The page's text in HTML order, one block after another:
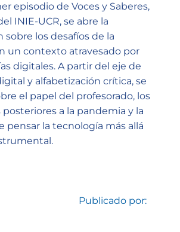
episodio de Voces y Saberes,
INIE-UCR, se abre la
sobre los desafíos de la
un contexto atravesado por
digitales. A partir del eje de
y alfabetización crítica, se
el papel del profesorado, los
posteriores a la pandemia y la
pensar la tecnología más allá
Publicado por: